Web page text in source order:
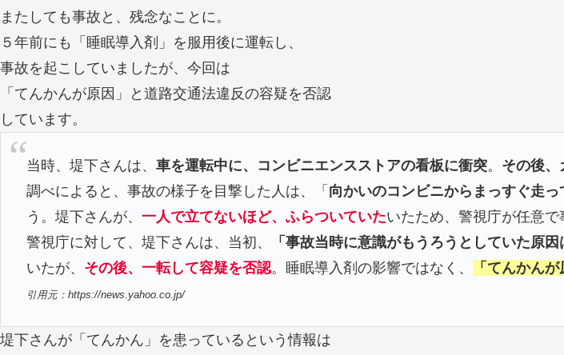
またしても事故と、残念なことに。
５年前にも「睡眠導入剤」を服用後に運転し、
事故を起こしていましたが、今回は
「てんかんが原因」と道路交通法違反の容疑を否認
しています。
当時、堤下さんは、車を運転中に、コンビニエンスストアの看板に衝突。 その後、
調べによると、事故の様子を目撃した人は、「 向かいのコンビニからまっすぐ走
う。堤下さんが、一人で立てないほど、ふらついていたいたため、警視庁が任意で
警視庁に対して、堤下さんは、当初、
「事故当時に意識がもうろうとしていた原
いたが、 その後、一転して容疑を否認。睡眠導入剤の影響ではなく、 「てんかん
引用元：https://news.yahoo.co.jp/
堤下さんが「てんかん」を患っているという情報は